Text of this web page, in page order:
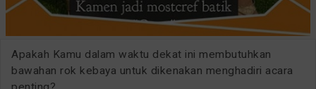
Apakah Kamu dalam waktu dekat ini membutuhkan
bawahan rok kebaya untuk dikenakan menghadiri acara